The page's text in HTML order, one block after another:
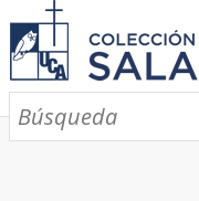
PRESENTACIÓN